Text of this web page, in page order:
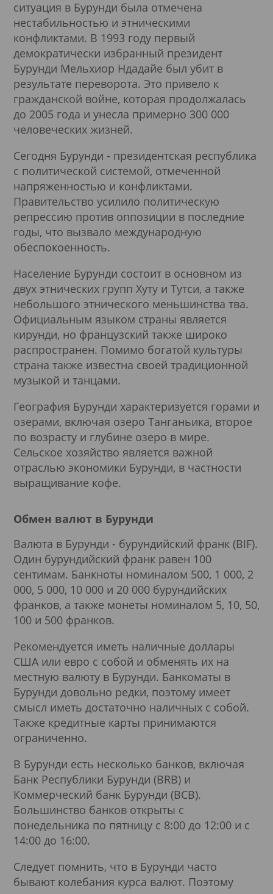
ситуация в Бурунди была отмечена
нестабильностью и этническими
конфликтами. В 1993 году первый
демократически избранный президент
Бурунди Мельхиор Ндадайе был убит в
результате переворота. Это привело к
гражданской войне, которая продолжалась
до 2005 года и унесла примерно 300 000
человеческих жизней.
Сегодня Бурунди - президентская республика
с политической системой, отмеченной
напряженностью и конфликтами.
Правительство усилило политическую
репрессию против оппозиции в последние
годы, что вызвало международную
обеспокоенность.
Население Бурунди состоит в основном из
двух этнических групп Хуту и Тутси, а также
небольшого этнического меньшинства тва.
Официальным языком страны является
кирунди, но французский также широко
распространен. Помимо богатой культуры
страна также известна своей традиционной
музыкой и танцами.
География Бурунди характеризуется горами и
озерами, включая озеро Танганьика, второе
по возрасту и глубине озеро в мире.
Сельское хозяйство является важной
отраслью экономики Бурунди, в частности
выращивание кофе.
Обмен валют в Бурунди
Валюта в Бурунди - бурундийский франк (BIF).
Один бурундийский франк равен 100
сентимам. Банкноты номиналом 500, 1 000, 2
000, 5 000, 10 000 и 20 000 бурундийских
франков, а также монеты номиналом 5, 10, 50,
100 и 500 франков.
Рекомендуется иметь наличные доллары
США или евро с собой и обменять их на
местную валюту в Бурунди. Банкоматы в
Бурунди довольно редки, поэтому имеет
смысл иметь достаточно наличных с собой.
Также кредитные карты принимаются
ограниченно.
В Бурунди есть несколько банков, включая
Банк Республики Бурунди (BRB) и
Коммерческий банк Бурунди (BCB).
Большинство банков открыты с
понедельника по пятницу с 8:00 до 12:00 и с
14:00 до 16:00.
Следует помнить, что в Бурунди часто
бывают колебания курса валют. Поэтому